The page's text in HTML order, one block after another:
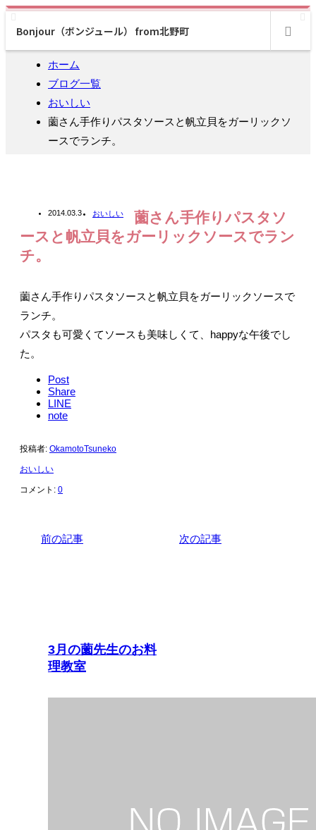
Bonjour（ボンジュール） from北野町
ホーム
ブログ一覧
おいしい
薗さん手作りパスタソースと帆立貝をガーリックソ
ースでランチ。
2014.03.3 おいしい
薗さん手作りパスタソ
ースと帆立貝をガーリックソースでラン
チ。
薗さん手作りパスタソースと帆立貝をガーリックソースで
ランチ。
パスタも可愛くてソースも美味しくて、happyな午後でし
た。
Post
Share
LINE
note
投稿者: OkamotoTsuneko
おいしい
コメント: 0
前の記事 次の記事
3月の薗先生のお料
理教室